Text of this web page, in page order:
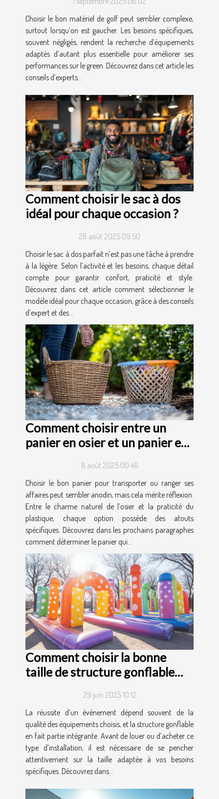
Choisir le bon matériel de golf peut sembler complexe,
surtout lorsqu’on est gaucher. Les besoins spécifiques,
souvent négligés, rendent la recherche d’équipements
adaptés d’autant plus essentielle pour améliorer ses
performances sur le green. Découvrez dans cet article les
conseils d’experts...
Comment choisir le sac à dos
idéal pour chaque occasion ?
28 août 2025 09:50
Choisir le sac à dos parfait n’est pas une tâche à prendre
à la légère. Selon l’activité et les besoins, chaque détail
compte pour garantir confort, praticité et style.
Découvrez dans cet article comment sélectionner le
modèle idéal pour chaque occasion, grâce à des conseils
d’expert et des...
Comment choisir entre un
panier en osier et un panier en
8 août 2025 00:46
Choisir le bon panier pour transporter ou ranger ses
affaires peut sembler anodin, mais cela mérite réflexion.
Entre le charme naturel de l’osier et la praticité du
plastique, chaque option possède des atouts
spécifiques. Découvrez dans les prochains paragraphes
comment déterminer le panier qui...
Comment choisir la bonne
taille de structure gonflable
29 juin 2025 10:12
La réussite d’un événement dépend souvent de la
qualité des équipements choisis, et la structure gonflable
en fait partie intégrante. Avant de louer ou d’acheter ce
type d’installation, il est nécessaire de se pencher
attentivement sur la taille adaptée à vos besoins
spécifiques. Découvrez dans...